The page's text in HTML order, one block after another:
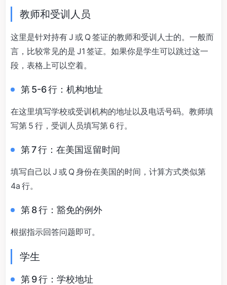
教师和受训人员
这里是针对持有 J 或 Q 签证的教师和受训人士的。一般而
言，比较常见的是 J1 签证。如果你是学生可以跳过这一
段，表格上可以空着。
第 5-6 行：机构地址
在这里填写学校或受训机构的地址以及电话号码。教师填
写第 5 行，受训人员填写第 6 行。
第 7 行：在美国逗留时间
填写自己以 J 或 Q 身份在美国的时间，计算方式类似第
4a 行。
第 8 行：豁免的例外
根据指示回答问题即可。
学生
第 9 行：学校地址